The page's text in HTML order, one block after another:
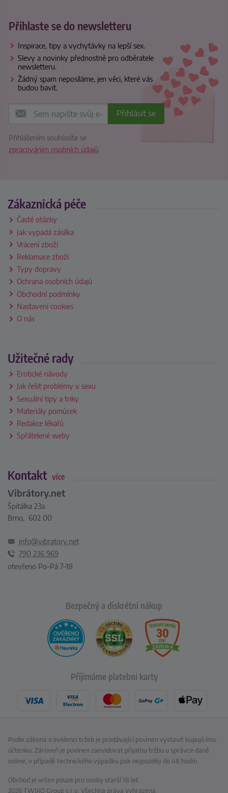
Přihlaste se do newsletteru
Inspirace, tipy a vychytávky na lepší sex.
Slevy a novinky přednostně pro odběratele
newsletteru.
Žádný spam neposíláme, jen věci, které vás
budou bavit.
Přihlášením souhlasíte se
zpracováním osobních údajů.
Zákaznická péče
Časté otázky
Jak vypadá zásilka
Vrácení zboží
Reklamace zboží
Typy dopravy
Ochrana osobních údajů
Obchodní podmínky
Nastavení cookies
O nás
Užitečné rady
Erotické návody
Jak řešit problémy v sexu
Sexuální tipy a triky
Materiály pomůcek
Redakce lékařů
Spřátelené weby
Kontakt více
Vibrátory.net
Špitálka 23a
Brno, 602 00
info@vibratory.net
790 236 969
otevřeno Po–Pá 7–18
Bezpečný a diskrétní nákup
Přijímáme platební karty
Obchod je určen pouze pro osoby starší 18 let.
2026 TWIXO Group s.r.o. Všechna práva vyhrazena.
Podle zákona o evidenci tržeb je prodávající povinen vystavit kupujícímu
účtenku. Zároveň je povinen zaevidovat přijatou tržbu u správce daně
online; v případě technického výpadku pak nejpozději do 48 hodin.